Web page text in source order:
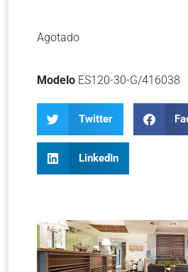
Agotado
Modelo ES120-30-G/416038
Twitter
LinkedIn